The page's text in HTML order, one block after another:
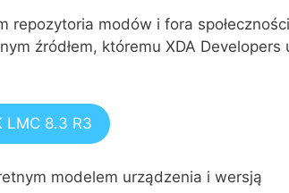
repozytoria modów i fora
źródłem, któremu XDA Developers
LMC 8.3 R3
modelem urządzenia i wersją